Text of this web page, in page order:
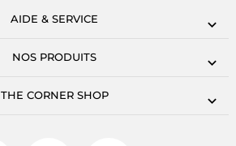
AIDE & SERVICE
NOS PRODUITS
THE CORNER SHOP